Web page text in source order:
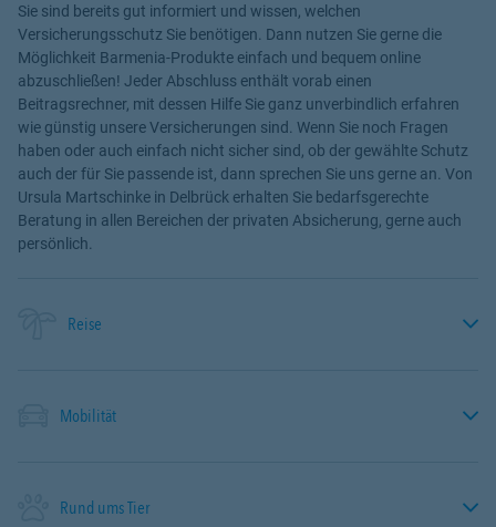
Sie sind bereits gut informiert und wissen, welchen
Versicherungsschutz Sie benötigen. Dann nutzen Sie gerne die
Möglichkeit Barmenia-Produkte einfach und bequem online
abzuschließen! Jeder Abschluss enthält vorab einen
Beitragsrechner, mit dessen Hilfe Sie ganz unverbindlich erfahren
wie günstig unsere Versicherungen sind. Wenn Sie noch Fragen
haben oder auch einfach nicht sicher sind, ob der gewählte Schutz
auch der für Sie passende ist, dann sprechen Sie uns gerne an. Von
Ursula Martschinke in Delbrück erhalten Sie bedarfsgerechte
Beratung in allen Bereichen der privaten Absicherung, gerne auch
persönlich.
Reise
Mobilität
Rund ums Tier